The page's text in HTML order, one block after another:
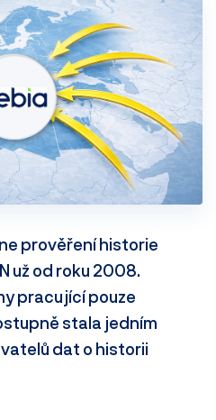
prověření historie
už od roku 2008.
pracující pouze
stala jedním
dat o historii